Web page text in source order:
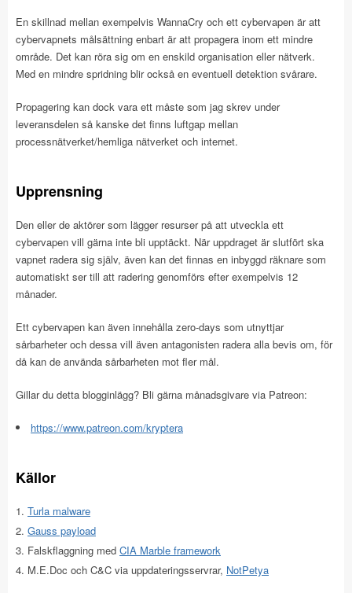
En skillnad mellan exempelvis WannaCry och ett cybervapen är att
cybervapnets målsättning enbart är att propagera inom ett mindre
område. Det kan röra sig om en enskild organisation eller nätverk.
Med en mindre spridning blir också en eventuell detektion svårare.
Propagering kan dock vara ett måste som jag skrev under
leveransdelen så kanske det finns luftgap mellan
processnätverket/hemliga nätverket och internet.
Upprensning
Den eller de aktörer som lägger resurser på att utveckla ett
cybervapen vill gärna inte bli upptäckt. När uppdraget är slutfört ska
vapnet radera sig själv, även kan det finnas en inbyggd räknare som
automatiskt ser till att radering genomförs efter exempelvis 12
månader.
Ett cybervapen kan även innehålla zero-days som utnyttjar
sårbarheter och dessa vill även antagonisten radera alla bevis om, för
då kan de använda sårbarheten mot fler mål.
Gillar du detta blogginlägg? Bli gärna månadsgivare via Patreon:
https://www.patreon.com/kryptera
Källor
Turla malware
Gauss payload
Falskflaggning med CIA Marble framework
M.E.Doc och C&C via uppdateringsservrar, NotPetya